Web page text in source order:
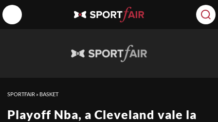
SPORTFAIR » BASKET
Playoff Nba, a Cleveland vale la